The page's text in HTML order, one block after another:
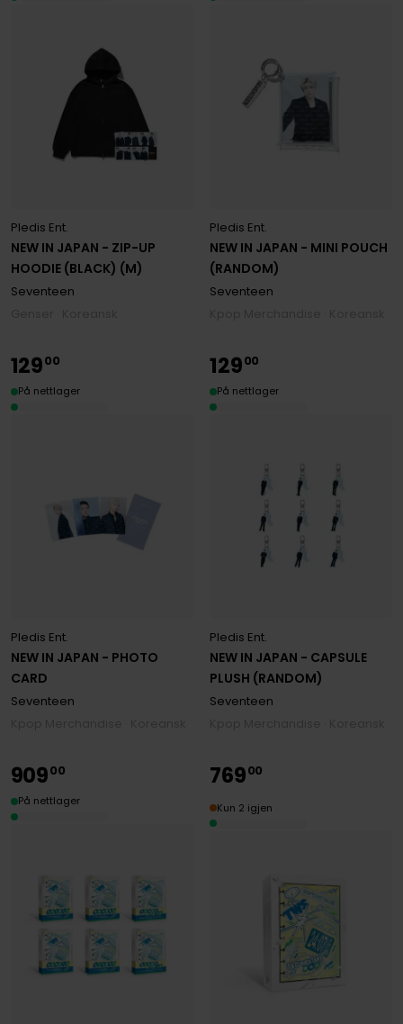
NEW IN JAPAN - ZIP-UP
HOODIE (BLACK) (M)
Pledis Ent.
Seventeen
NEW IN JAPAN - MINI POUCH
(RANDOM)
Pledis Ent.
Seventeen
NEW IN JAPAN - PHOTO
CARD
Pledis Ent.
Seventeen
12900
På nettlager
NEW IN JAPAN - CAPSULE
PLUSH (RANDOM)
Pledis Ent.
Seventeen
12900
På nettlager
90900
På nettlager
76900
Kun 2 igjen